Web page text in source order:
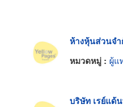
ห้างหุ้นส่วนจำ
หมวดหมู่ : ผู้แ
บริษัท เรย์แด้